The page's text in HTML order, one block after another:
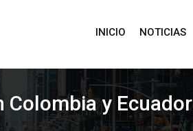
INICIO NOTICIAS
y Ecuador